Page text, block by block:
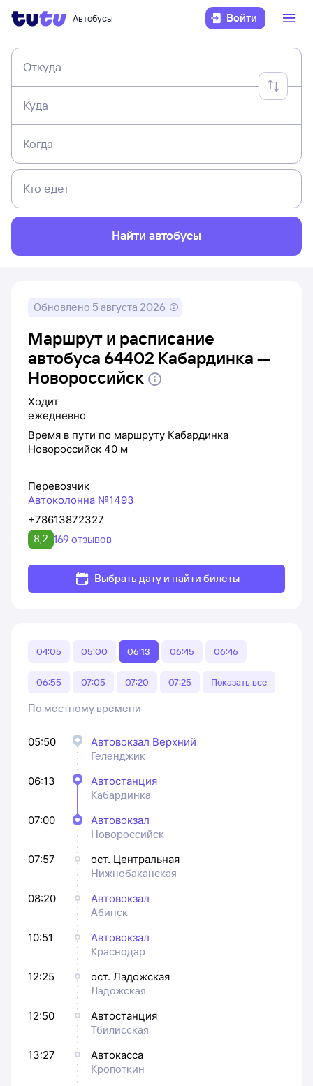
Автобусы Войти
Откуда
Куда
Когда
Кто едет
Найти автобусы
Обновлено 5 августа 2026
Маршрут и расписание
автобуса 64402 Кабардинка —
Новороссийск
Ходит
ежедневно
Время в пути по маршруту Кабардинка
Новороссийск 40 м
Перевозчик
Автоколонна №1493
+78613872327
8,2 169 отзывов
Выбрать дату и найти билеты
04:05 05:00 06:13 06:45 06:46
06:55 07:05 07:20 07:25 Показать все
По местному времени
05:50
Автовокзал Верхний
Геленджик
06:13
Автостанция
Кабардинка
07:00
Автовокзал
Новороссийск
07:57
ост. Центральная
Нижнебаканская
08:20
Автовокзал
Абинск
10:51
Автовокзал
Краснодар
12:25
ост. Ладожская
Ладожская
12:50
Автостанция
Тбилисская
13:27
Автокасса
Кропоткин